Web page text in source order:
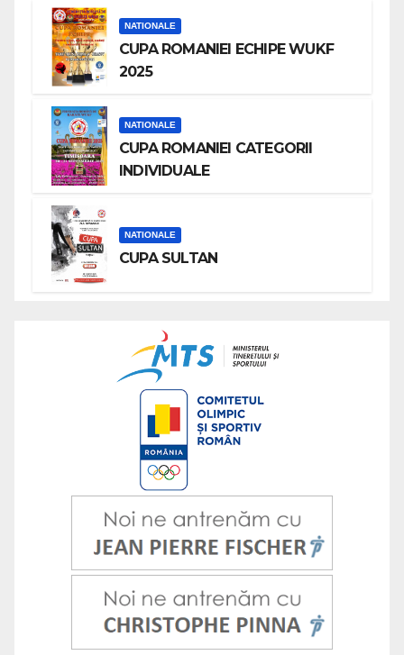
NATIONALE
CUPA ROMANIEI ECHIPE WUKF
2025
NATIONALE
CUPA ROMANIEI CATEGORII
INDIVIDUALE
NATIONALE
CUPA SULTAN